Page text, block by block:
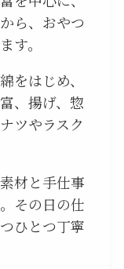
ら、おやつ
す。
をはじめ、
、揚げ、惣
ツやラスク
材と手仕事
その日の仕
ひとつ丁寧